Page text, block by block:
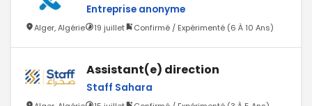
Entreprise anonyme
Alger, Algérie 19 juillet Confirmé / Expérimenté (6 À 10 Ans)
Assistant(e) direction
Staff Sahara